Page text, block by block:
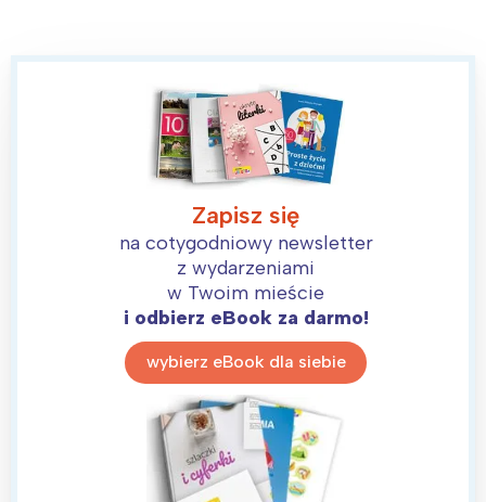
Zapisz się
na cotygodniowy newsletter
z wydarzeniami
w Twoim mieście
i odbierz eBook za darmo!
wybierz eBook dla siebie
Wrocław
Północ
Wszystkie
Wybieram